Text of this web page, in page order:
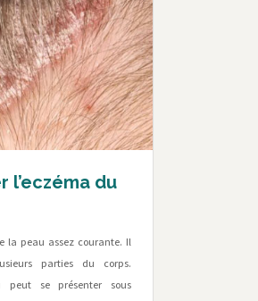
l’eczéma du
la peau assez courante. Il
parties du corps.
peut se présenter sous